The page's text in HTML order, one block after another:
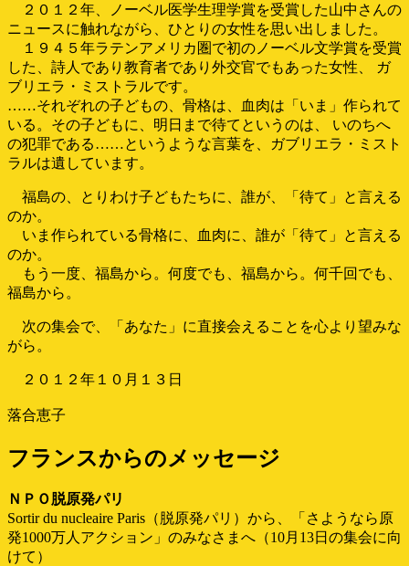
２０１２年、ノーベル医学生理学賞を受賞した山中さんの
ニュースに触れながら、ひとりの女性を思い出しました。
１９４５年ラテンアメリカ圏で初のノーベル文学賞を受賞
した、詩人であり教育者であり外交官でもあった女性、 ガ
ブリエラ・ミストラルです。
……それぞれの子どもの、骨格は、血肉は「いま」作られて
いる。その子どもに、明日まで待てというのは、 いのちへ
の犯罪である……というような言葉を、ガブリエラ・ミスト
ラルは遺しています。
福島の、とりわけ子どもたちに、誰が、「待て」と言える
のか。
いま作られている骨格に、血肉に、誰が「待て」と言える
のか。
もう一度、福島から。何度でも、福島から。何千回でも、
福島から。
次の集会で、「あなた」に直接会えることを心より望みな
がら。
２０１２年１０月１３日
落合恵子
フランスからのメッセージ
ＮＰＯ脱原発パリ
Sortir du nucleaire Paris（脱原発パリ）から、「さようなら原
発1000万人アクション」のみなさまへ（10月13日の集会に向
けて）